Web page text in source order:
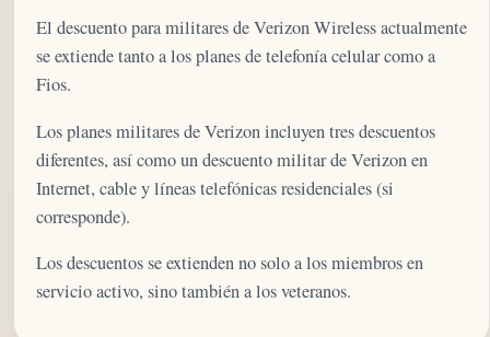
El descuento para militares de Verizon Wireless actualmente
se extiende tanto a los planes de telefonía celular como a
Fios.
Los planes militares de Verizon incluyen tres descuentos
diferentes, así como un descuento militar de Verizon en
Internet, cable y líneas telefónicas residenciales (si
corresponde).
Los descuentos se extienden no solo a los miembros en
servicio activo, sino también a los veteranos.